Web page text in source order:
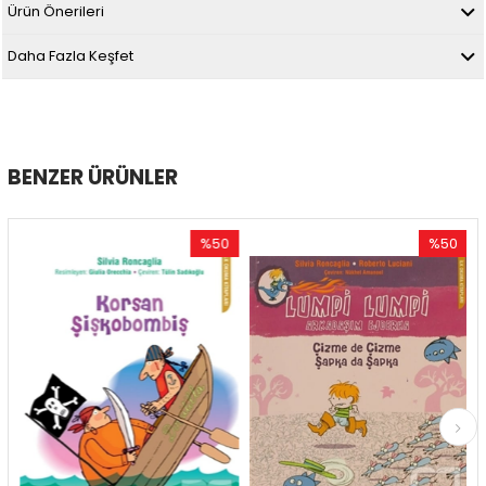
Ürün Önerileri
Daha Fazla Keşfet
BENZER ÜRÜNLER
İndirim
%50İndirim
İndirim
%50İndirim